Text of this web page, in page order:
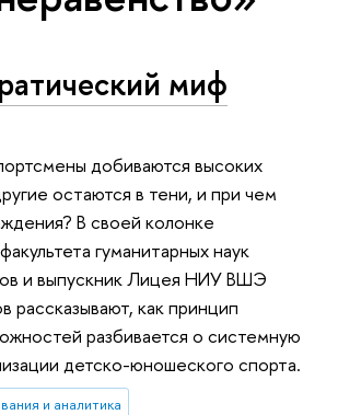
миф
добиваются высоких
остаются в тени, и при чем
В своей колонке
гуманитарных наук
и выпускник Лицея НИУ ВШЭ
как принцип
разбивается о системную
детско-юношеского спорта.
и аналитика